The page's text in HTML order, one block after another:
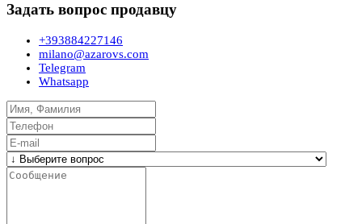
Задать вопрос продавцу
+393884227146
milano@azarovs.com
Telegram
Whatsapp